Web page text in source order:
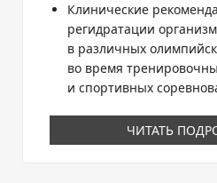
Клинические
регидратации
в различных
во время
и спортивных
ЧИТАТЬ